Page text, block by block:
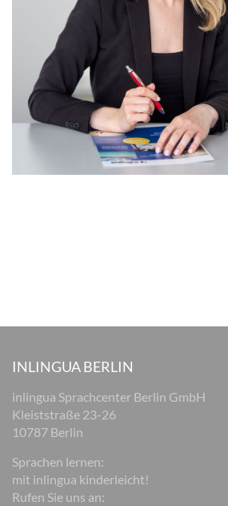
INLINGUA BERLIN
inlingua Sprachcenter Berlin GmbH
Kleiststraße 23-26
10787 Berlin
Sprachen lernen:
mit inlingua kinderleicht!
Rufen Sie uns an: